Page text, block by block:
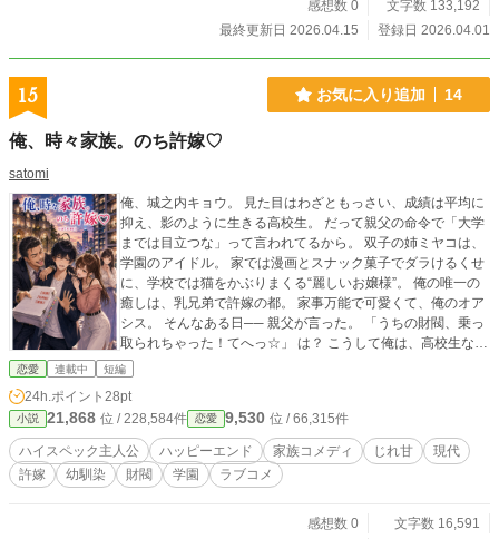
感想数 0
文字数 133,192
最終更新日 2026.04.15
登録日 2026.04.01
15 お気に入り追加 14
俺、時々家族。のち許嫁♡
satomi
俺、城之内キョウ。 見た目はわざともっさい、成績は平均に
抑え、影のように生きる高校生。 だって親父の命令で「大学
までは目立つな」って言われてるから。 双子の姉ミヤコは、
学園のアイドル。 家では漫画とスナック菓子でダラけるくせ
に、学校では猫をかぶりまくる“麗しいお嬢様”。 俺の唯一の
癒しは、乳兄弟で許嫁の都。 家事万能で可愛くて、俺のオア
シス。 そんなある日── 親父が言った。 「うちの財閥、乗っ
取られちゃった！てへっ☆」 は？ こうして俺は、高校生なの
に財閥の株を買い戻し、経営を立て直し、 姉はモデルデビュ
の尻ぬぐいをする羽目になった。 家族は自由すぎるし、姉は
暴走するし、許嫁は可愛いし、財閥は崩壊するし── 俺、
時々家族。のち許嫁♡ そんな俺の、忙しくて甘くて騒がしい
日常。
恋愛 連載中 短編
24h.ポイント 28pt
小説 21,868 位 / 228,584件 恋愛 9,530 位 / 66,315件
ハイスペック主人公 ハッピーエンド 家族コメディ じれ甘
現代
許嫁
幼馴染 財閥 学園 ラブコメ
感想数 0
文字数 16,591